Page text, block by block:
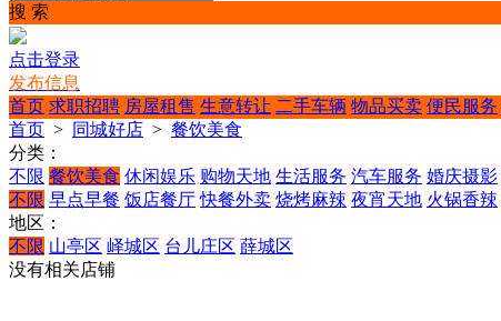
搜 索
点击登录
发布信息
首页 求职招聘 房屋租售 生意转让 二手车辆 物品买卖 便民服务
首页 > 同城好店 > 餐饮美食
分类：
不限 餐饮美食 休闲娱乐 购物天地 生活服务 汽车服务 婚庆摄影
不限 早点早餐 饭店餐厅 快餐外卖 烧烤麻辣 夜宵天地 火锅香辣
地区：
不限 山亭区 峄城区 台儿庄区 薛城区
没有相关店铺